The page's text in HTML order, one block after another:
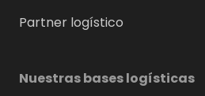
Partner logístico
Nuestras bases logísticas